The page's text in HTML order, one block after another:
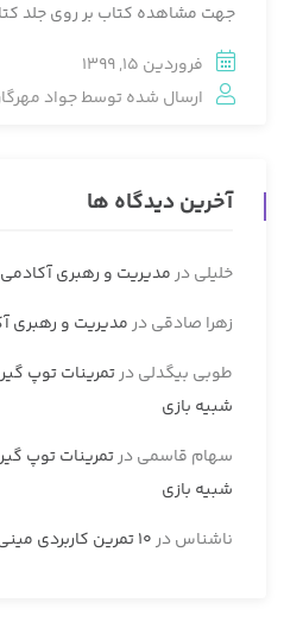
جهت مشاهده کتاب بر روی جلد
فروردین 15, 1399
ارسال شده توسطجواد
آخرین دیدگاه ها
خلیلیدرمدیریت و رهبری
زهرا صادقیدرمدیریت و رهبری
طوبی بیگدلیدرتمرینات توپ
شبیه بازی
سهام قاسمیدرتمرینات توپ
شبیه بازی
ناشناسدر10 تمرین کاربردی مینی والیبال (بخش دوم)